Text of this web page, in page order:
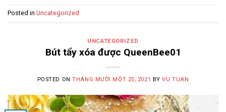
Posted in Uncategorized
UNCATEGORIZED
Bút tẩy xóa được QueenBee01
POSTED ONTHÁNG MƯỜI MỘT 25, 2021 BYVU TUAN